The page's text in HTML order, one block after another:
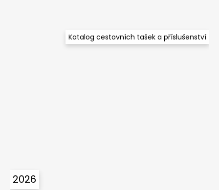
Katalog cestovních tašek a příslušenství
2026